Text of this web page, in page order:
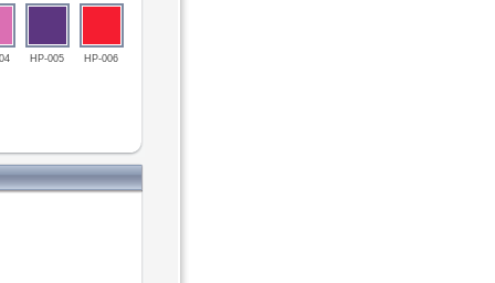
HP-005 HP-006